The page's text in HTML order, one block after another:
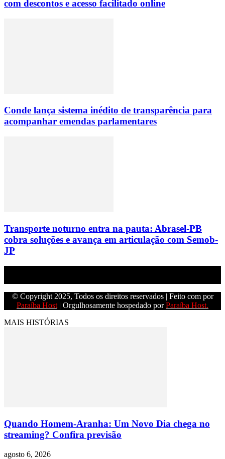
com descontos e acesso facilitado online
Conde lança sistema inédito de transparência para
acompanhar emendas parlamentares
Transporte noturno entra na pauta: Abrasel-PB
cobra soluções e avança em articulação com Semob-
JP
© Copyright 2025, Todos os direitos reservados | Feito com por
Paraíba Host | Orgulhosamente hospedado porParaíba Host.
MAIS HISTÓRIAS
Quando Homem-Aranha: Um Novo Dia chega no
streaming? Confira previsão
agosto 6, 2026